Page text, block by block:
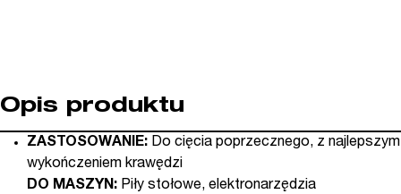
Opis produktu
ZASTOSOWANIE: Do cięcia poprzecznego, z najlepszym
wykończeniem krawędzi
DO MASZYN: Piły stołowe, elektronarzędzia